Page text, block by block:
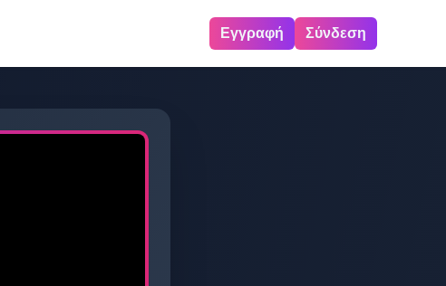
Εγγραφή Σύνδεση